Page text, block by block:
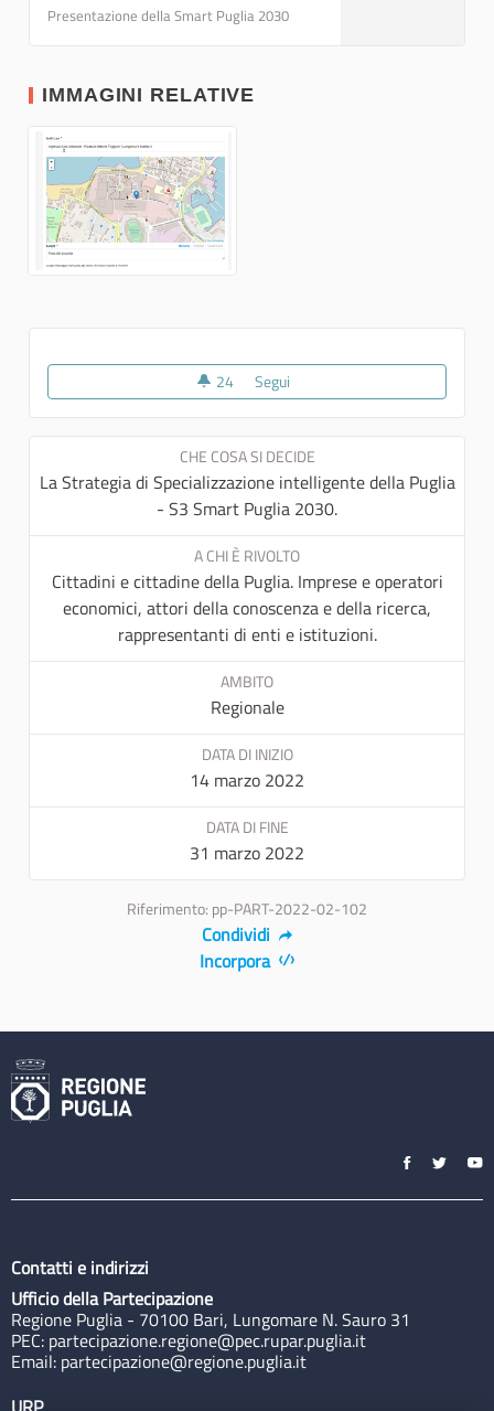
Presentazione della Smart Puglia 2030
IMMAGINI RELATIVE
24 24 sostenitori
Segui
CHE COSA SI DECIDE
La Strategia di Specializzazione intelligente della Puglia
- S3 Smart Puglia 2030.
A CHI È RIVOLTO
Cittadini e cittadine della Puglia. Imprese e operatori
economici, attori della conoscenza e della ricerca,
rappresentanti di enti e istituzioni.
AMBITO
Regionale
DATA DI INIZIO
14 marzo 2022
DATA DI FINE
31 marzo 2022
Riferimento: pp-PART-2022-02-102
Condividi
Incorpora
Contatti e indirizzi
Ufficio della Partecipazione
Regione Puglia - 70100 Bari, Lungomare N. Sauro 31
PEC: partecipazione.regione@pec.rupar.puglia.it
Email: partecipazione@regione.puglia.it